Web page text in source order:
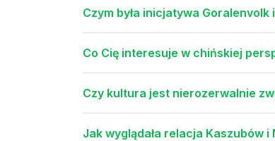
Czym była inicjatywa Goralenvolk
Co Cię interesuje w chińskiej
Czy kultura jest nierozerwalnie
Jak wyglądała relacja Kaszubów